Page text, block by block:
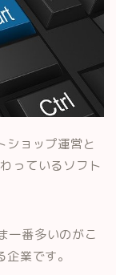
ショップ運営と
っているソフト
一番多いのがこ
業です。